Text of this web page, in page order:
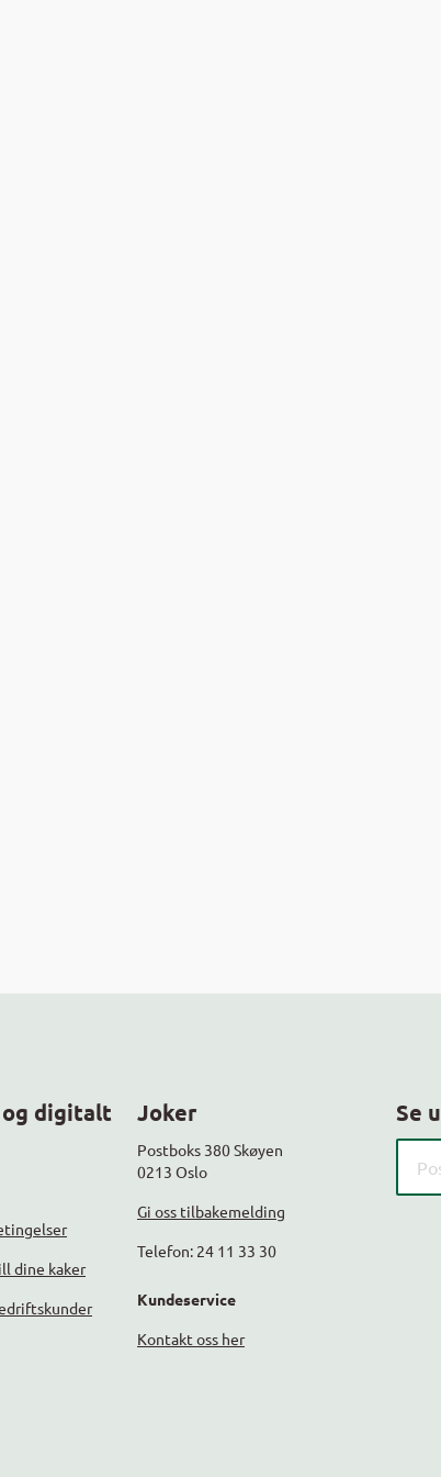
digitalt
dine kaker
Joker
Postboks 380 Skøyen
0213 Oslo
Gi oss tilbakemelding
Telefon: 24 11 33 30
Kundeservice
Kontakt oss her
Se